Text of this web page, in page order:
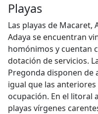
Playas
Las playas de Macaret,
Adaya se encuentran
homónimos y cuentan
dotación de servicios.
Pregonda disponen de
igual que las
ocupación. En el litoral
playas vírgenes